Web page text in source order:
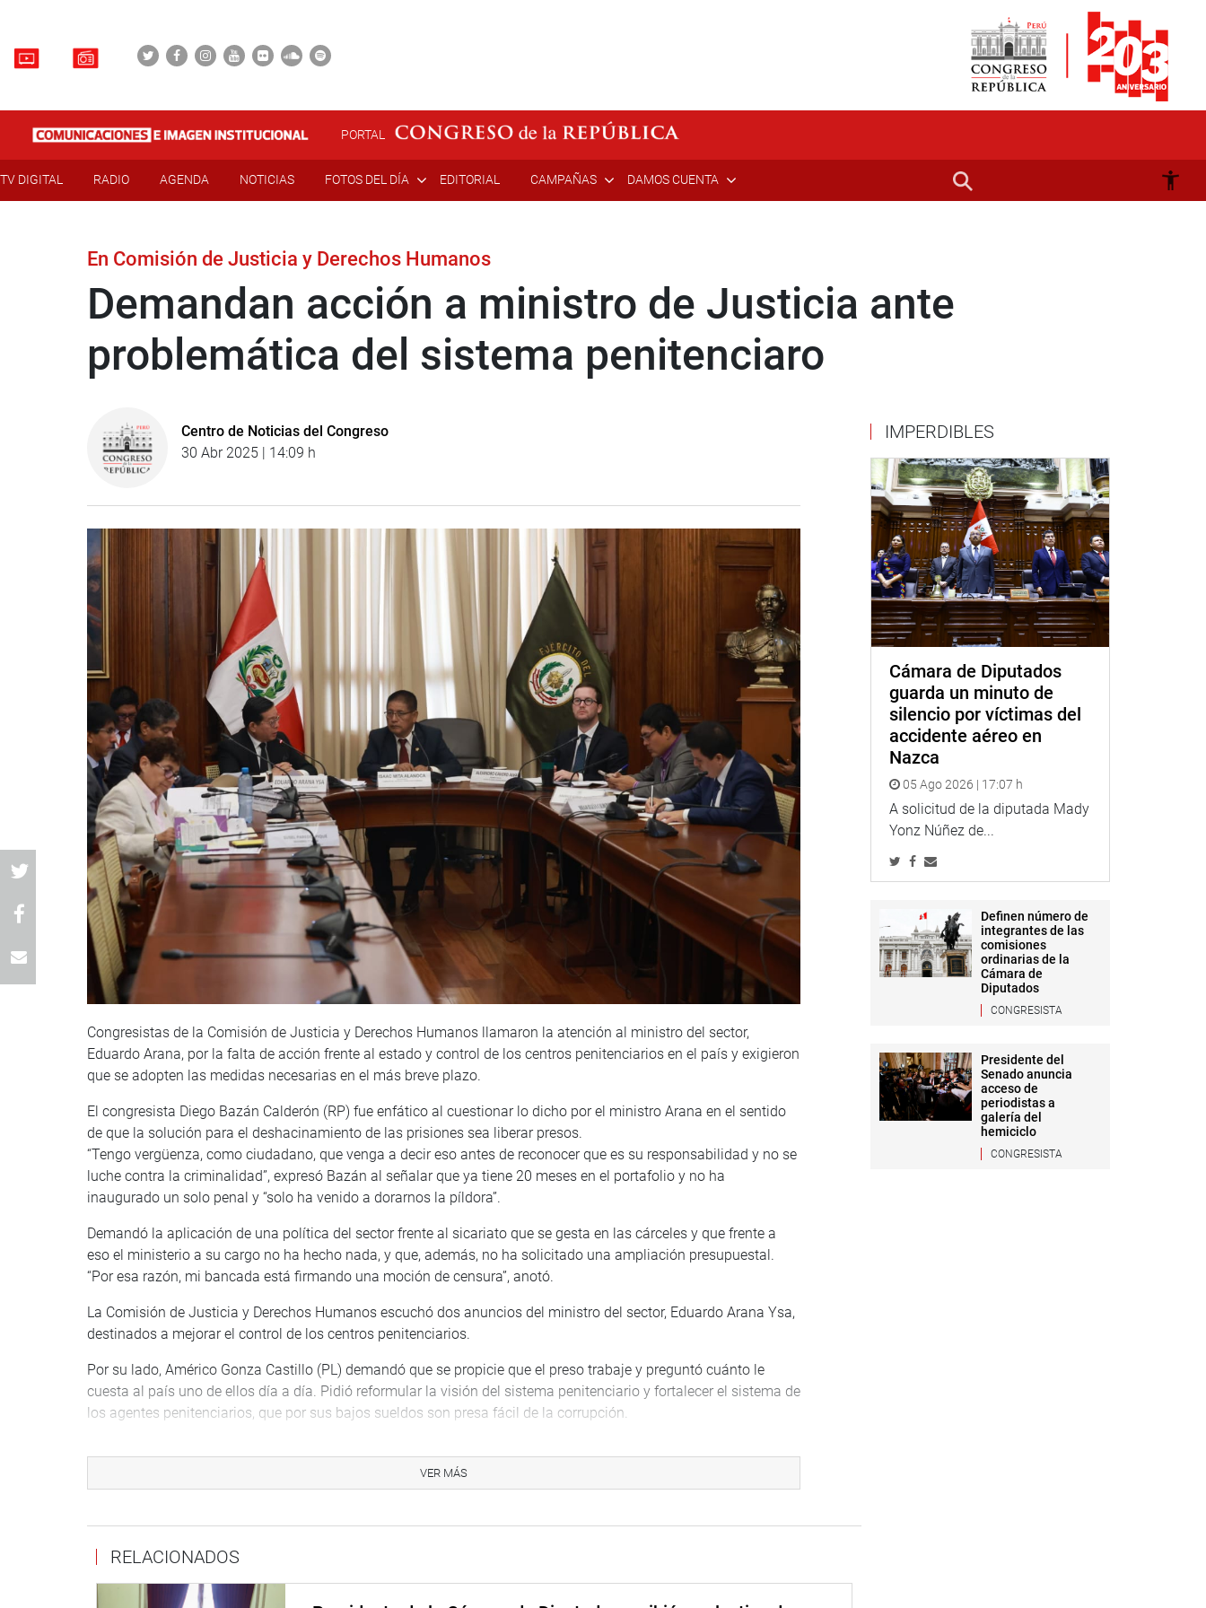
PORTAL
TV DIGITAL RADIO AGENDA NOTICIAS FOTOS DEL DÍA EDITORIAL CAMPAÑAS DAMOS CUENTA
En Comisión de Justicia y Derechos Humanos
Demandan acción a ministro de Justicia ante
problemática del sistema penitenciaro
Centro de Noticias del Congreso
30 Abr 2025 | 14:09 h
Congresistas de la Comisión de Justicia y Derechos Humanos llamaron la atención al ministro del sector,
Eduardo Arana, por la falta de acción frente al estado y control de los centros penitenciarios en el país y exigieron
que se adopten las medidas necesarias en el más breve plazo.
El congresista Diego Bazán Calderón (RP) fue enfático al cuestionar lo dicho por el ministro Arana en el sentido
de que la solución para el deshacinamiento de las prisiones sea liberar presos.
“Tengo vergüenza, como ciudadano, que venga a decir eso antes de reconocer que es su responsabilidad y no se
luche contra la criminalidad”, expresó Bazán al señalar que ya tiene 20 meses en el portafolio y no ha
inaugurado un solo penal y “solo ha venido a dorarnos la píldora”.
Demandó la aplicación de una política del sector frente al sicariato que se gesta en las cárceles y que frente a
eso el ministerio a su cargo no ha hecho nada, y que, además, no ha solicitado una ampliación presupuestal.
“Por esa razón, mi bancada está firmando una moción de censura”, anotó.
La Comisión de Justicia y Derechos Humanos escuchó dos anuncios del ministro del sector, Eduardo Arana Ysa,
destinados a mejorar el control de los centros penitenciarios.
Por su lado, Américo Gonza Castillo (PL) demandó que se propicie que el preso trabaje y preguntó cuánto le
cuesta al país uno de ellos día a día. Pidió reformular la visión del sistema penitenciario y fortalecer el sistema de
los agentes penitenciarios, que por sus bajos sueldos son presa fácil de la corrupción.
Asimismo, por la falta de acción del Consejo Nacional de Política Nacional que no se reúne desde el año pasado.
al Ministerio de Economía y Finanzas. También criticó la deficiencia de la política de control de los penales y de
seguridad ciudadana.
El congresista Alejandro Cavero Alva (Avanza País) saludó el anuncio ministerial de que el sistema de ingreso a
VER MÁS
RELACIONADOS
IMPERDIBLES
Cámara de Diputados
guarda un minuto de
silencio por víctimas del
accidente aéreo en
Nazca
05 Ago 2026 | 17:07 h
A solicitud de la diputada Mady
Yonz Núñez de...
Definen número de
integrantes de las
comisiones
ordinarias de la
Cámara de
Diputados
CONGRESISTA
Presidente del
Senado anuncia
acceso de
periodistas a
galería del
hemiciclo
CONGRESISTA